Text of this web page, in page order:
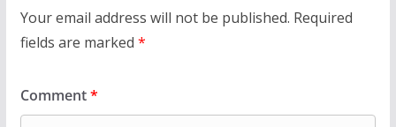
Your email address will not be published. Required
fields are marked *
Comment*